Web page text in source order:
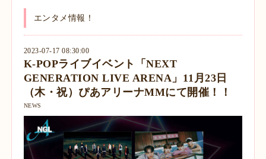
エンタメ情報！
2023-07-17 08:30:00
K-POPライブイベント「NEXT
GENERATION LIVE ARENA」11月23日
（木・祝）ぴあアリーナMMにて開催！！
NEWS